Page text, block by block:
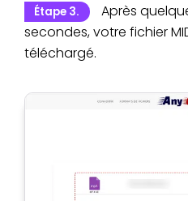
Étape 3.
Après
secondes, votre fichier
téléchargé.